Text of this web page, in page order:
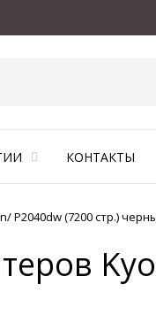
КОНТАКТЫ
P2040dw (7200 стр.)